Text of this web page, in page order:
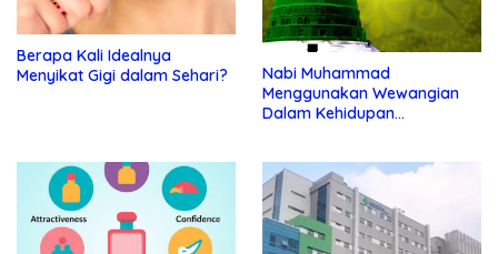
Berapa Kali Idealnya
Menyikat Gigi dalam Sehari?
Nabi Muhammad
Menggunakan Wewangian
Dalam Kehidupan